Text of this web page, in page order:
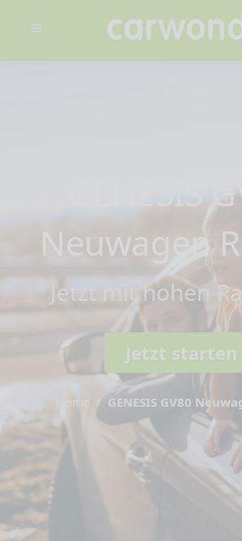
GENESIS
Neuwagen
Jetzt mit hohen
Jetzt starten
GENESIS GV80